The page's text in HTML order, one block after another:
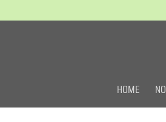
to
HOME